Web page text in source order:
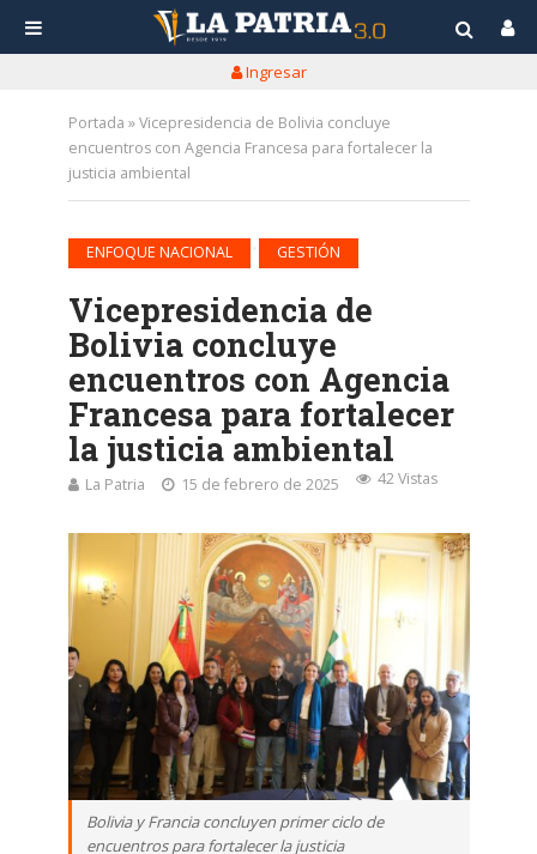
Ingresar
Portada »Vicepresidencia de Bolivia concluye
encuentros con Agencia Francesa para fortalecer la
justicia ambiental
ENFOQUE NACIONAL GESTIÓN
Vicepresidencia de
Bolivia concluye
encuentros con Agencia
Francesa para fortalecer
la justicia ambiental
La Patria 15 de febrero de 2025 42 Vistas
Bolivia y Francia concluyen primer ciclo de
encuentros para fortalecer la justicia